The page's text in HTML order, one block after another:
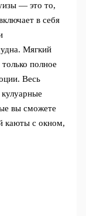
— это то,
в себя
Мягкий
полное
Весь
вы сможете
каюты с окном,